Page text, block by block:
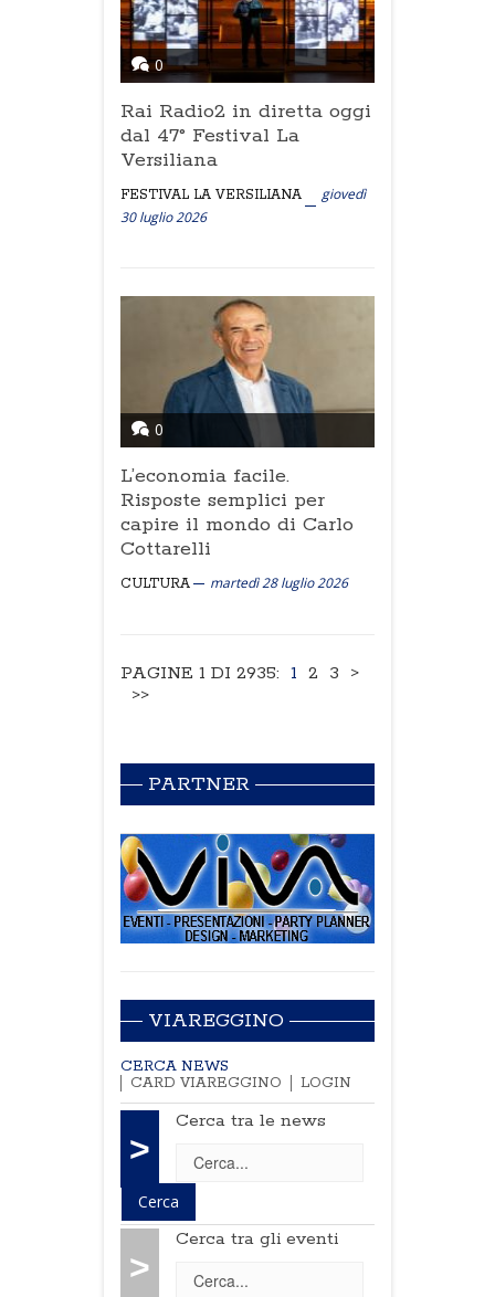
0
Rai Radio2 in diretta oggi
dal 47° Festival La
Versiliana
FESTIVAL LA VERSILIANA
giovedì
30 luglio 2026
0
L’economia facile.
Risposte semplici per
capire il mondo di Carlo
Cottarelli
CULTURA martedì 28 luglio 2026
PAGINE 1 DI 2935: 1 2 3 >
>>
PARTNER
VIAREGGINO
CERCA NEWS
CARD VIAREGGINO
LOGIN
>
Cerca tra le news
>
Cerca tra gli eventi